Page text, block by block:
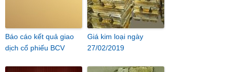
Báo cáo kết quả giao
dịch cổ phiếu BCV
Giá kim loại ngày
27/02/2019